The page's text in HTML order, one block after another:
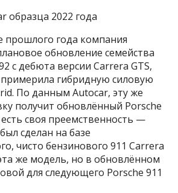
образца 2022 года
года компания
обновление семейства
с дебюта версии Carrera GTS,
гибридную силовую
По данным Autocar, эту же
получит обновлённый Porsche
своя преемственность —
сделан на базе
чисто бензинового 911 Carrera
же модель, но в обновлённом
для следующего Porsche 911